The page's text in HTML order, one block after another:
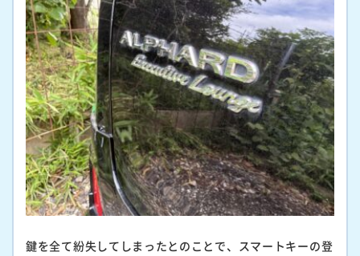
鍵を全て紛失してしまったとのことで、スマートキーの登